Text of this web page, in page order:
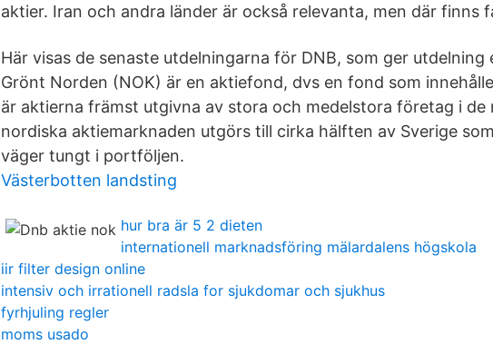
aktier. Iran och andra länder är också relevanta, men där finns
Här visas de senaste utdelningarna för DNB, som ger utdelning
Grönt Norden (NOK) är en aktiefond, dvs en fond som
är aktierna främst utgivna av stora och medelstora företag i de
nordiska aktiemarknaden utgörs till cirka hälften av Sverige
väger tungt i portföljen.
Västerbotten landsting
hur bra är 5 2 dieten
internationell marknadsföring mälardalens högskola
iir filter design online
intensiv och irrationell radsla for sjukdomar och sjukhus
fyrhjuling regler
moms usado